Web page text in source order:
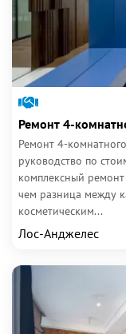
Ремонт 4-
Ремонт 4-
руководство по
комплексный
чем разница между
косметическим...
Лос-Анджелес